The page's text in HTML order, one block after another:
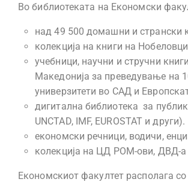
Во библиотеката на Економски
над 49 500 домашни и странски
колекција на книги на
учебници, научни и стручни
Македонија за преведување на
универзитети во САД и
дигитална библиотека за
UNCTAD, IMF, ЕUROSTAT и други).
економски речници, водичи,
колекција на ЦД РОМ-ови, ДВД-а
Економскиот факултет располага